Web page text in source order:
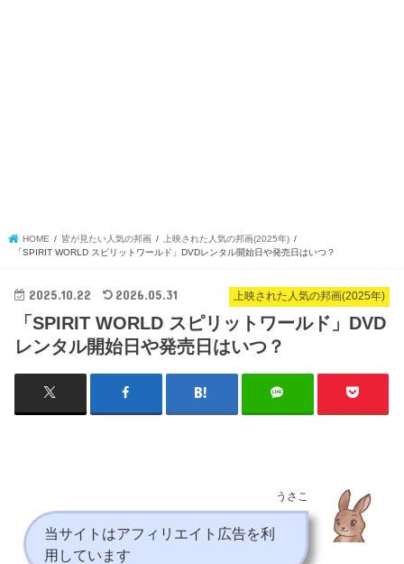
HOME 皆が見たい人気の邦画
上映された人気の邦画(2025年)
「SPIRIT WORLD スピリットワールド」DVDレンタル開始日や発売日はいつ？
上映された人気の邦画(2025年)
2025.10.22 2026.05.31
「SPIRIT WORLD スピリットワールド」DVD
レンタル開始日や発売日はいつ？
うさこ
当サイトはアフィリエイト広告を利
用しています